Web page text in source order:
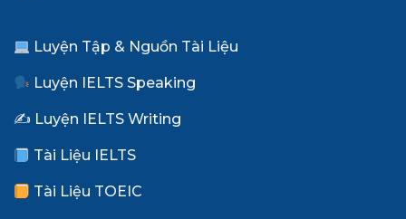
Luyện Tập & Nguồn Tài Liệu
Luyện IELTS Speaking
✍️ Luyện IELTS Writing
Tài Liệu IELTS
Tài Liệu TOEIC